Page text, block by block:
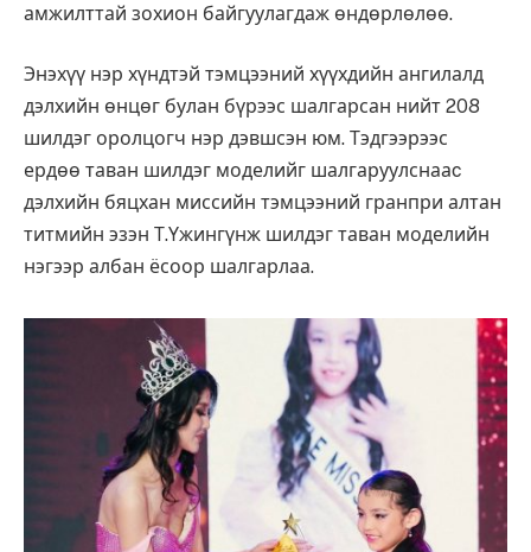
амжилттай зохион байгуулагдаж өндөрлөлөө.
Энэхүү нэр хүндтэй тэмцээний хүүхдийн ангилалд
дэлхийн өнцөг булан бүрээс шалгарсан нийт 208
шилдэг оролцогч нэр дэвшсэн юм. Тэдгээрээс
ердөө таван шилдэг моделийг шалгаруулснааc
дэлхийн бяцхан миссийн тэмцээний гранпри алтан
титмийн эзэн Т.Үжингүнж шилдэг таван моделийн
нэгээр албан ёсоор шалгарлаа.